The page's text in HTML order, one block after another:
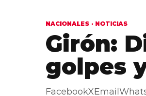
NACIONALES · NOTICIAS
Girón:
golpes